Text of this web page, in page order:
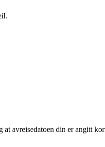
avreisedatoen din er angitt